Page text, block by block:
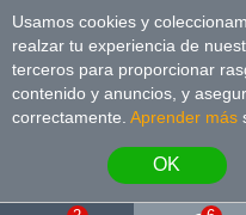
Usamos cookies y
realzar tu experiencia de
terceros para proporcionar
contenido y anuncios, y
correctamente. Aprender más
OK